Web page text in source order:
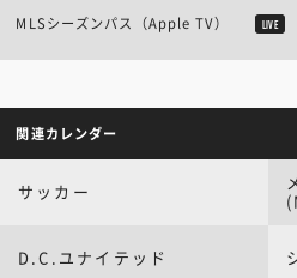
MLSシーズンパス（Apple TV） LIVE
関連カレンダー
サッカー
D.C.ユナイテッド